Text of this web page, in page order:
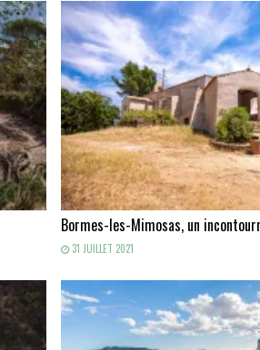
Bormes-les-Mimosas, un
31 JUILLET 2021